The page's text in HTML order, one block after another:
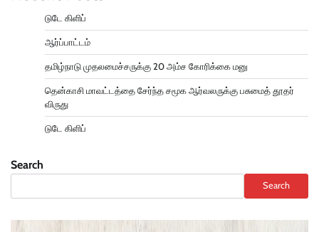
டுடே கிளிப்
ஆர்ப்பாட்டம்
தமிழ்நாடு முதலமைச்சருக்கு 20 அம்ச கோரிக்கை மனு
தென்காசி மாவட்டத்தை சேர்ந்த சமூக ஆர்வலருக்கு பசுமைத் தூதர்
விருது
டுடே கிளிப்
Search
Search